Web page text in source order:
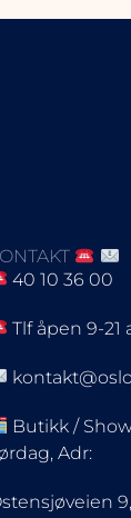
40 10 36 00
Tlf åpen 9-21
Butikk /
Adr: